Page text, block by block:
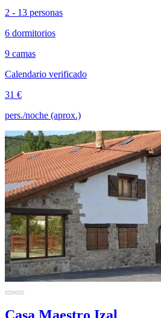
2 - 13 personas
6 dormitorios
9 camas
Calendario verificado
31 €
pers./noche (aprox.)